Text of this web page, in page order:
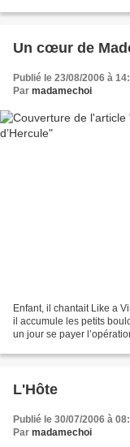
Un cœur de
Publié le 23/08/2006 à
Par madamechoi
Enfant, il chantait Like a
il accumule les petits
un jour se payer
L'Hôte
Publié le 30/07/2006 à
Par madamechoi